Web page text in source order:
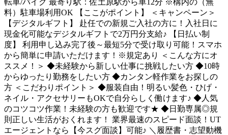
料）駐車場利用OK 【ここがポイント】 ＜キャンペーン＞
【デジタルギフト】 赴任での新規ご入社の方に！入社日に
現金化可能なデジタルギフトで2万円分支給♪ 【日払い制
度】 利用申し込み完了後～最短5分で受け取り可能！スマホ
から簡単に申請いただけます！※規定あり ＜こんな方にオ
ススメ！＞ ◆未経験から新しい仕事に挑戦したい方 ◆10時
からゆったり勤務をしたい方 ◆カンタン軽作業をお探しの
方 ＜こだわりポイント＞ ◆服装自由！明るい髪色・ひげ・
ネイル・アクセサリーもOKで自分らしく働けます♪ ◆人気
のコツコツ作業！未経験の方も歓迎です★ ◆日勤専属◎規
則正しい生活がおくれます！ 業界最速のスピード面談！UT
エージェントなら【今スグ面談】可能♪ ＼履歴書・志望動機